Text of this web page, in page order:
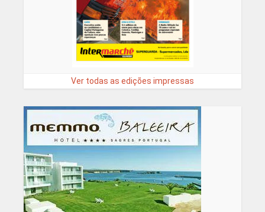
Ver todas as edições impressas